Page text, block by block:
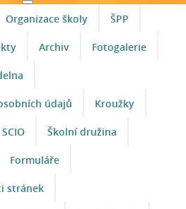
Organizace školy ŠPP
Archiv Fotogalerie
údajů Kroužky
SCIO Školní družina
Formuláře
stránek